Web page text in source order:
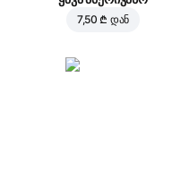
7,50 ₾ დან